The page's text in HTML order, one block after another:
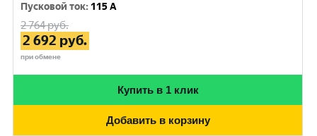
Пусковой ток: 115 A
2 764руб.
2 692 руб.
при обмене
Купить в 1 клик
Добавить в корзину